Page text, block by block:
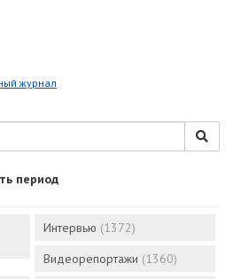
журнал
период
Интервью (1372)
Видеорепортажи (1360)